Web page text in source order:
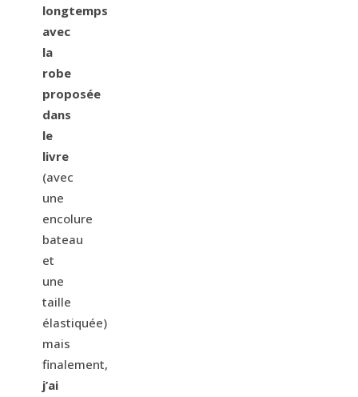
longtemps
avec
la
robe
proposée
dans
le
livre
(avec
une
encolure
bateau
et
une
taille
élastiquée)
mais
finalement,
j’ai